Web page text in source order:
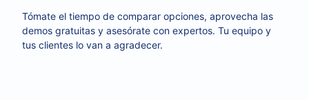
Tómate el tiempo de comparar opciones, aprovecha las
demos gratuitas y asesórate con expertos. Tu equipo y
tus clientes lo van a agradecer.